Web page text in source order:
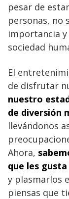
pesar de
personas, no
importancia
sociedad
El
de disfrutar
nuestro
de diversión
llevándonos
Ahora,
que les
y plasmarlos
piensas que